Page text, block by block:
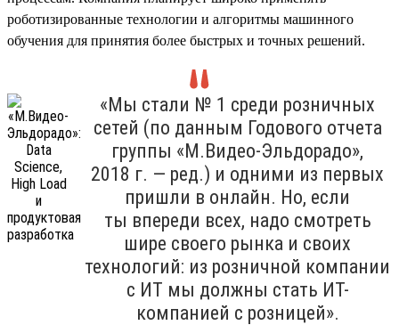
роботизированные технологии и алгоритмы машинного
обучения для принятия более быстрых и точных решений.
«Мы стали № 1 среди розничных
сетей (по данным Годового отчета
группы «М.Видео-Эльдорадо»,
2018 г. — ред.) и одними из первых
пришли в онлайн. Но, если
ты впереди всех, надо смотреть
шире своего рынка и своих
технологий: из розничной компании
с ИТ мы должны стать ИТ-
компанией с розницей».